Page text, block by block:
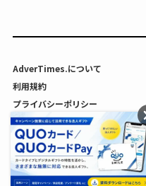
AdverTimes.について
利用規約
プライバシーポリシー
利用者情報の外部送信について